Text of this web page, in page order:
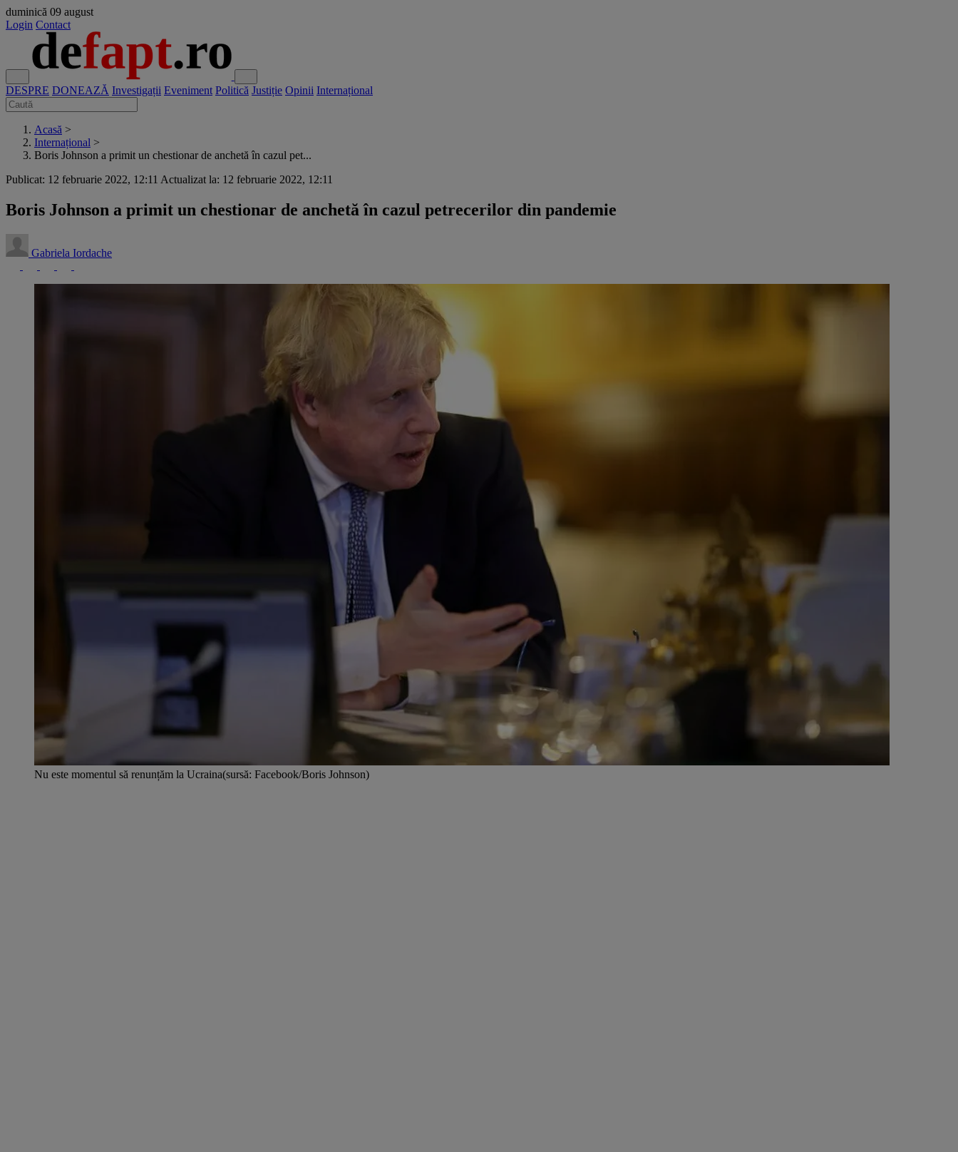
duminică 09 august
Login Contact
DESPRE DONEAZĂ Investigații Eveniment Politică Justiție Opinii Internațional
Acasă >
Internațional >
Boris Johnson a primit un chestionar de anchetă în cazul pet...
Publicat: 12 februarie 2022, 12:11 Actualizat la: 12 februarie 2022, 12:11
Boris Johnson a primit un chestionar de anchetă în cazul petrecerilor din pandemie
Gabriela Iordache
Nu este momentul să renunțăm la Ucraina(sursă: Facebook/Boris Johnson)